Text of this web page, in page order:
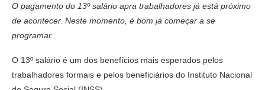
O pagamento do 13º salário apra trabalhadores já está próximo
de acontecer. Neste momento, é bom já começar a se
programar.
O 13º salário é um dos benefícios mais esperados pelos
trabalhadores formais e pelos beneficiários do Instituto Nacional